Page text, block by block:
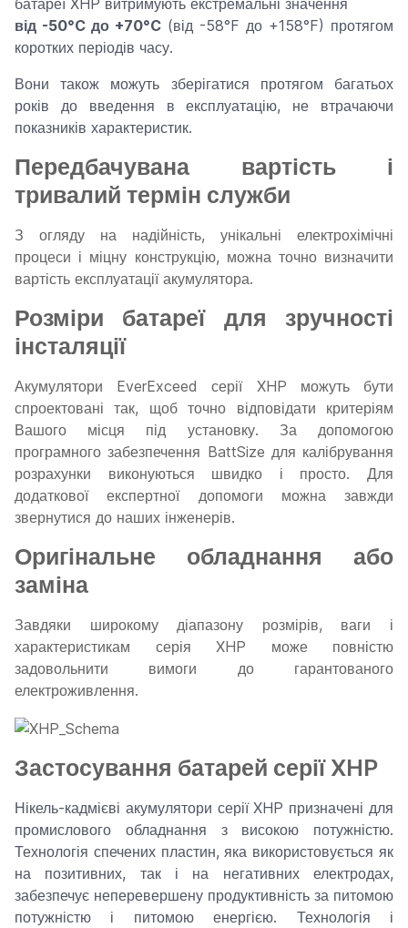
батареї XHP витримують екстремальні значення
від -50°C до +70°C (від -58°F до +158°F) протягом
коротких періодів часу.
Вони також можуть зберігатися протягом багатьох
років до введення в експлуатацію, не втрачаючи
показників характеристик.
Передбачувана вартість і
тривалий термін служби
З огляду на надійність, унікальні електрохімічні
процеси і міцну конструкцію, можна точно визначити
вартість експлуатації акумулятора.
Розміри батареї для зручності
інсталяції
Акумулятори EverExceed серії XHP можуть бути
спроектовані так, щоб точно відповідати критеріям
Вашого місця під установку. За допомогою
програмного забезпечення BattSize для калібрування
розрахунки виконуються швидко і просто. Для
додаткової експертної допомоги можна завжди
звернутися до наших інженерів.
Оригінальне обладнання або
заміна
Завдяки широкому діапазону розмірів, ваги і
характеристикам серія XHP може повністю
задовольнити вимоги до гарантованого
електроживлення.
Застосування батарей серії XHP
Нікель-кадмієві акумулятори серії XHP призначені для
промислового обладнання з високою потужністю.
Технологія спечених пластин, яка використовується як
на позитивних, так і на негативних електродах,
забезпечує неперевершену продуктивність за питомою
потужністю і питомою енергією. Технологія і